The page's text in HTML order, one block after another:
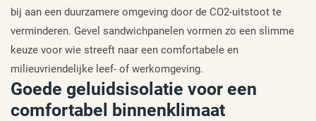
bij aan een duurzamere omgeving door de CO2-uitstoot te
verminderen. Gevel sandwichpanelen vormen zo een slimme
keuze voor wie streeft naar een comfortabele en
milieuvriendelijke leef- of werkomgeving.
Goede geluidsisolatie voor een
comfortabel binnenklimaat